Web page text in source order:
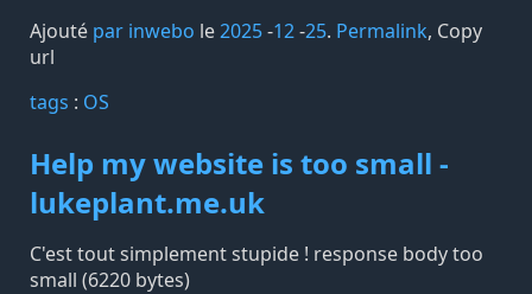
Ajouté par inwebo le2025-12-25. Permalink, Copy
url
tags️ : OS
Help my website is too small -
lukeplant.me.uk
C'est tout simplement stupide ! response body too
small (6220 bytes)